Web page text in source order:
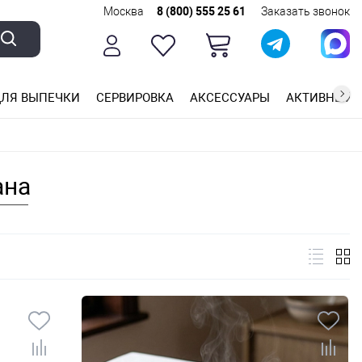
Москва 8 (800) 555 25 61 Заказать звонок
ВЫПЕЧКИ СЕРВИРОВКА АКСЕССУАРЫ АКТИВНЫЙ